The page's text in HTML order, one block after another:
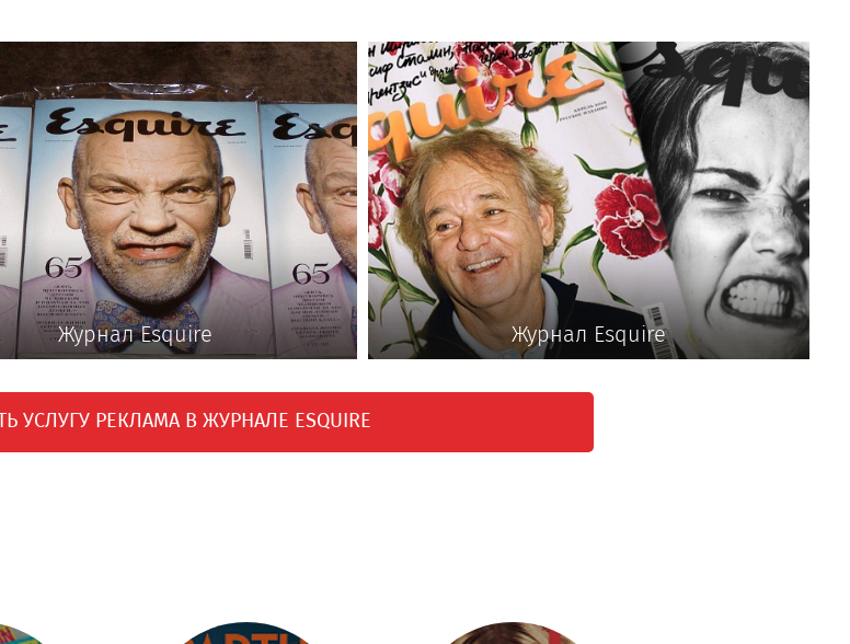
Журнал Esquire Журнал Esquire
УСЛУГУ РЕКЛАМА В ЖУРНАЛЕ ESQUIRE